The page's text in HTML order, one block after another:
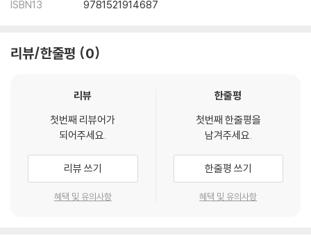
ISBN13
9781521914687
리뷰/한줄평 0
리뷰
첫번째 리뷰어가
되어주세요.
리뷰 쓰기
혜택 및 유의사항
한줄평
첫번째 한줄평을
남겨주세요.
한줄평 쓰기
혜택 및 유의사항